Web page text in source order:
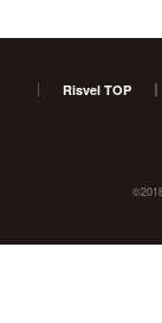
Risvel TOP